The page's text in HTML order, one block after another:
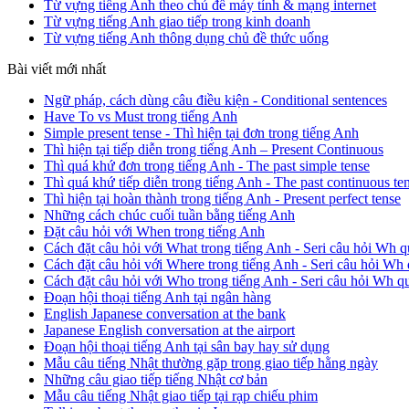
Từ vựng tiếng Anh theo chủ đề máy tính & mạng internet
Từ vựng tiếng Anh giao tiếp trong kinh doanh
Từ vựng tiếng Anh thông dụng chủ đề thức uống
Bài viết mới nhất
Ngữ pháp, cách dùng câu điều kiện - Conditional sentences
Have To vs Must trong tiếng Anh
Simple present tense - Thì hiện tại đơn trong tiếng Anh
Thì hiện tại tiếp diễn trong tiếng Anh – Present Continuous
Thì quá khứ đơn trong tiếng Anh - The past simple tense
Thì quá khứ tiếp diễn trong tiếng Anh - The past continuous
Thì hiện tại hoàn thành trong tiếng Anh - Present perfect tense
Những cách chúc cuối tuần bằng tiếng Anh
Đặt câu hỏi với When trong tiếng Anh
Cách đặt câu hỏi với What trong tiếng Anh - Seri câu hỏi Wh
Cách đặt câu hỏi với Where trong tiếng Anh - Seri câu hỏi Wh
Cách đặt câu hỏi với Who trong tiếng Anh - Seri câu hỏi Wh
Đoạn hội thoại tiếng Anh tại ngân hàng
English Japanese conversation at the bank
Japanese English conversation at the airport
Đoạn hội thoại tiếng Anh tại sân bay hay sử dụng
Mẫu câu tiếng Nhật thường gặp trong giao tiếp hằng ngày
Những câu giao tiếp tiếng Nhật cơ bản
Mẫu câu tiếng Nhật giao tiếp tại rạp chiếu phim